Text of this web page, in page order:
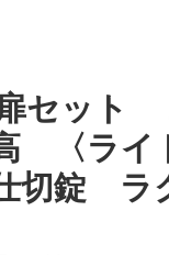
セット
〈ライ
切錠 ラ